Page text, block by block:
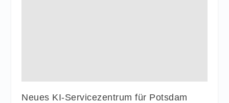
Neues KI-Servicezentrum für Potsdam